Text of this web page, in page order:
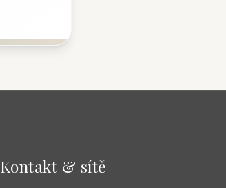
Kontakt & sítě